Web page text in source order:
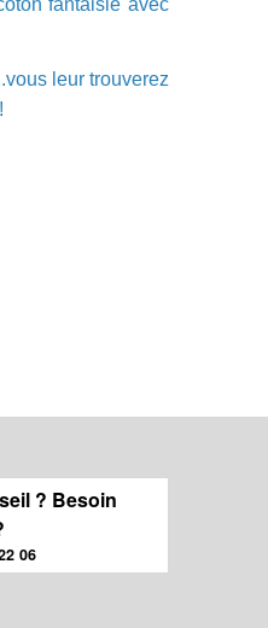
fantaisie avec
leur trouverez
? Besoin
06